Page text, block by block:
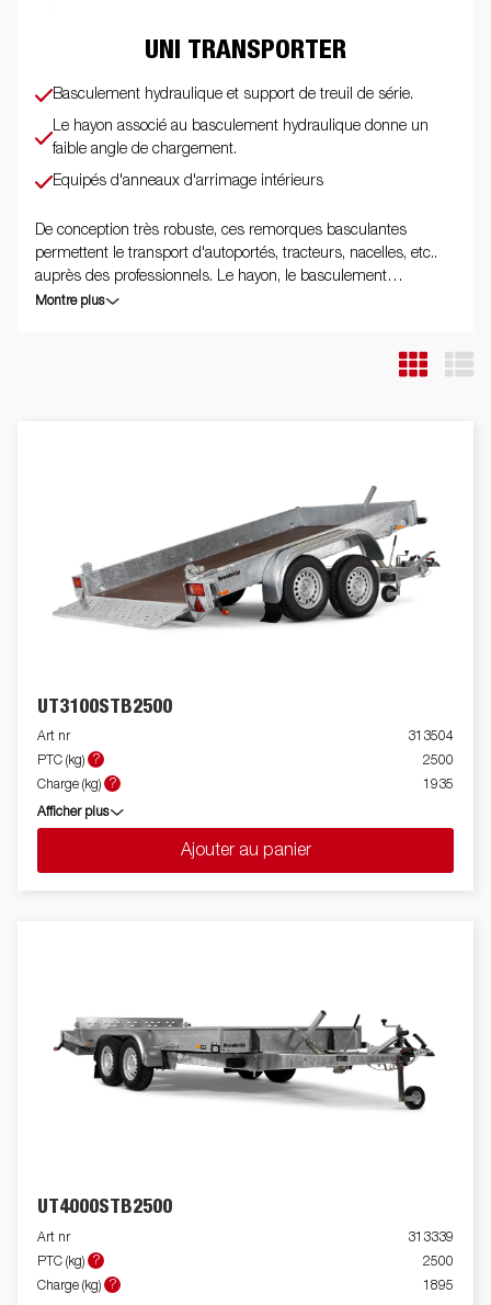
UNI TRANSPORTER
Basculement hydraulique et support de treuil de série.
Le hayon associé au basculement hydraulique donne un
faible angle de chargement.
Equipés d'anneaux d'arrimage intérieurs
De conception très robuste, ces remorques basculantes
permettent le transport d'autoportés, tracteurs, nacelles, etc..
auprès des professionnels. Le hayon, le basculement
hydraulique, le support de treuil et les anneaux d'arrimages
Montre plus
UT3100STB2500
Art nr
313504
PTC (kg)
?
2500
Charge (kg)
? 1935
Afficher plus
Ajouter au panier
UT4000STB2500
Art nr
313339
PTC (kg)
?
2500
Charge (kg)
? 1895